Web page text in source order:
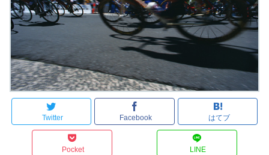
Twitter Facebook はてブ
Pocket LINE